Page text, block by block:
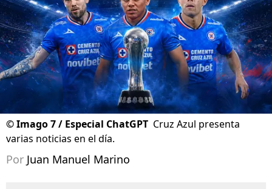
©Imago 7 / Especial ChatGPT Cruz Azul presenta
varias noticias en el día.
Por Juan Manuel Marino